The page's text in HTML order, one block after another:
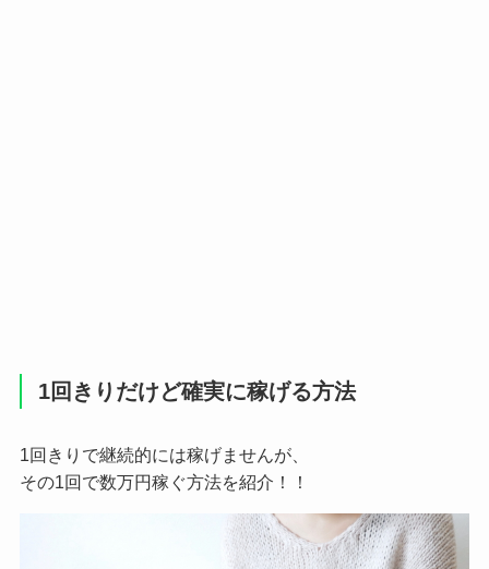
1回きりだけど確実に稼げる方法
1回きりで継続的には稼げませんが、
その1回で数万円稼ぐ方法を紹介！！